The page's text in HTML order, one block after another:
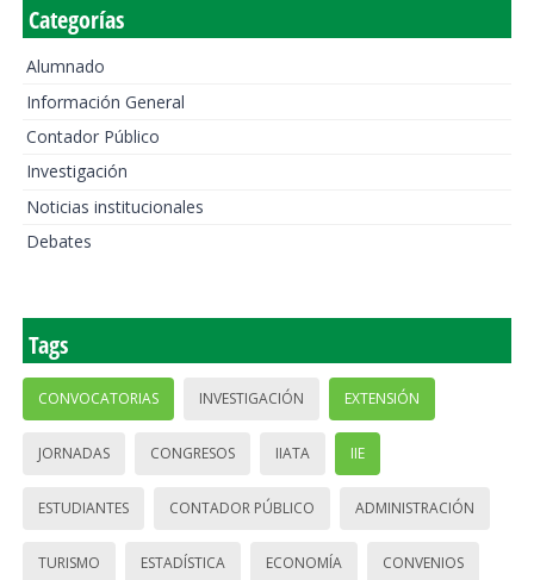
Categorías
Alumnado
Información General
Contador Público
Investigación
Noticias institucionales
Debates
Tags
CONVOCATORIAS INVESTIGACIÓN EXTENSIÓN
JORNADAS CONGRESOS IIATA IIE
ESTUDIANTES CONTADOR PÚBLICO ADMINISTRACIÓN
TURISMO ESTADÍSTICA ECONOMÍA CONVENIOS